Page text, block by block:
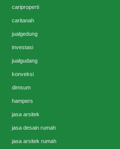
cariproperti
caritanah
jualgedung
investasi
jualgudang
konveksi
dimsum
hampers
jasa arsitek
jasa desain rumah
jasa arsitek rumah